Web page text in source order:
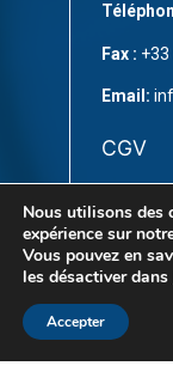
Fax :
Email:
CGV
Nous utilisons des
expérience sur
Vous pouvez en
les désactiver dans
Accepter